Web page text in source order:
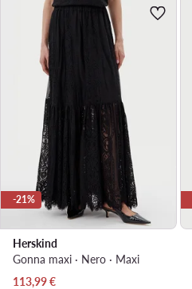
-21%
Herskind
Gonna maxi · Nero · Maxi
Prezzo attuale
113,99€